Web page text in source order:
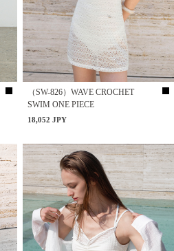
（SW-826）WAVE CROCHET
SWIM ONE PIECE
18,052 JPY